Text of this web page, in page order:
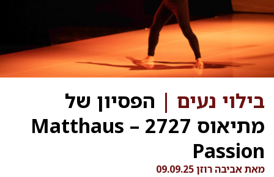
בילוי נעים | הפסיון של
מתיאוס 2727 – Matthaus
Passion
מאת אביבה רוזן 09.09.25